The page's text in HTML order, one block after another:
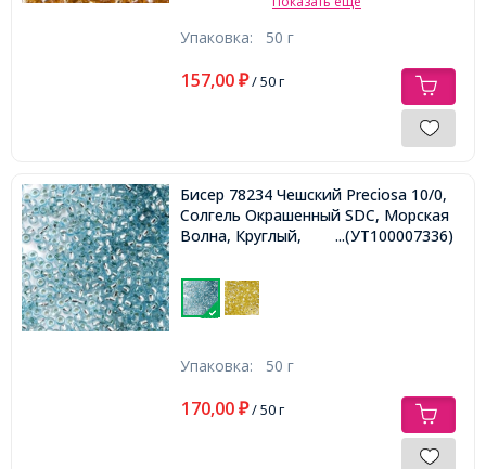
Упаковка: 50 г
157,00 ₽/ 50 г
Бисер 78234 Чешский Preciosa 10/0,
Солгель Окрашенный SDC, Морская
Волна, Круглый,
...(УТ100007336)
Упаковка: 50 г
170,00 ₽/ 50 г